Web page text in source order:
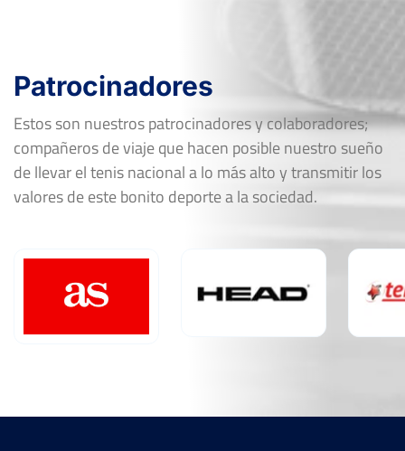
Patrocinadores
Estos son nuestros patrocinadores y colaboradores;
compañeros de viaje que hacen posible nuestro sueño
de llevar el tenis nacional a lo más alto y transmitir los
valores de este bonito deporte a la sociedad.